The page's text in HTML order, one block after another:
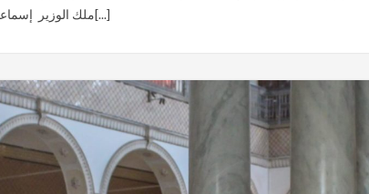
ملك الوزير إسماعيل السني ثم انتقلت ملكيته إلى محمد الصادق باي سنة 186[...]